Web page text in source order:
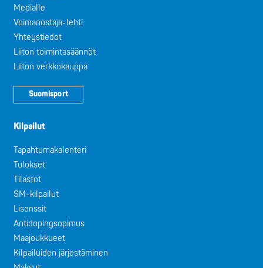
Medialle
Voimanostaja-lehti
Yhteystiedot
Liiton toimintasäännöt
Liiton verkkokauppa
Suomisport
Kilpailut
Tapahtumakalenteri
Tulokset
Tilastot
SM-kilpailut
Lisenssit
Antidopingsopimus
Maajoukkueet
Kilpailuiden järjestäminen